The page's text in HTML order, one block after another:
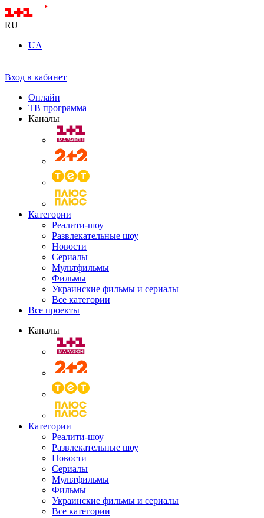
RU
UA
Вход в кабинет
Онлайн
ТВ программа
Каналы
Категории
Реалити-шоу
Развлекательные шоу
Новости
Сериалы
Мультфильмы
Фильмы
Украинские фильмы и сериалы
Все категории
Все проекты
Каналы
Категории
Реалити-шоу
Развлекательные шоу
Новости
Сериалы
Мультфильмы
Фильмы
Украинские фильмы и сериалы
Все категории